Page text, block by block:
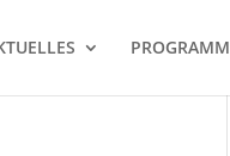
PROGRAMM